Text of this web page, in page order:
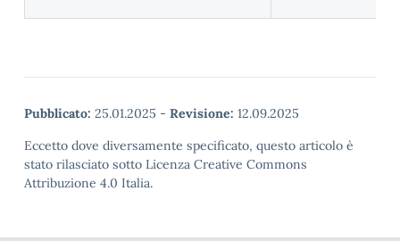
Pubblicato: 25.01.2025 - Revisione: 12.09.2025
Eccetto dove diversamente specificato, questo articolo è
stato rilasciato sotto Licenza Creative Commons
Attribuzione 4.0 Italia.